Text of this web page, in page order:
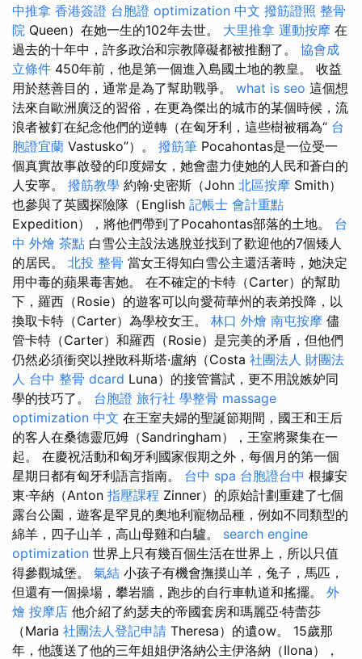
中推拿 香港簽證 台胞證 optimization 中文 撥筋證照 整骨
院 Queen）在她一生的102年去世。 大里推拿 運動按摩 在
過去的十年中，許多政治和宗教障礙都被推翻了。 協會成
立條件 450年前，他是第一個進入島國土地的教皇。 收益
用於慈善目的，通常是為了幫助戰爭。 what is seo 這個想
法來自歐洲廣泛的習俗，在更為傑出的城市的某個時候，流
浪者被釘在紀念他們的逆轉（在匈牙利，這些樹被稱為“ 台
胞證宜蘭 Vastusko”）。 撥筋筆 Pocahontas是一位受一
個真實故事啟發的印度婦女，她會盡力使她的人民和蒼白的
人安寧。 撥筋教學 約翰·史密斯（John 北區按摩 Smith）
也參與了英國探險隊（English 記帳士 會計重點
Expedition），將他們帶到了Pocahontas部落的土地。 台
中 外燴 茶點 白雪公主設法逃脫並找到了歡迎他的7個矮人
的居民。 北投 整骨 當女王得知白雪公主還活著時，她決定
用中毒的蘋果毒害她。 在不確定的卡特（Carter）的幫助
下，羅西（Rosie）的遊客可以向愛荷華州的表弟投降，以
換取卡特（Carter）為學校女王。 林口 外燴 南屯按摩 儘
管卡特（Carter）和羅西（Rosie）是完美的矛盾，但他們
仍然必須衝突以挫敗科斯塔·盧納（Costa 社團法人 財團法
人 台中 整骨 dcard Luna）的接管嘗試，更不用說嫉妒同
學的技巧了。 台胞證 旅行社 學整骨 massage
optimization 中文 在王室夫婦的聖誕節期間，國王和王后
的客人在桑德靈厄姆（Sandringham），王室將聚集在一
起。 在慶祝活動和匈牙利國家假期之外，每個月的第一個
星期日都有匈牙利語言指南。 台中 spa 台胞證台中 根據安
東·辛納（Anton 指壓課程 Zinner）的原始計劃重建了七個
露台公園，遊客是罕見的奧地利寵物品種，例如不同類型的
綿羊，四子山羊，高山母雞和白驢。 search engine
optimization 世界上只有幾百個生活在世界上，所以只值
得參觀城堡。 氣結 小孩子有機會撫摸山羊，兔子，馬匹，
但還有一個操場，攀岩牆，跑步的自行車軌道和搖擺。 外
燴 按摩店 他介紹了約瑟夫的帝國套房和瑪麗亞·特蕾莎
（Maria 社團法人登記申請 Theresa）的遺ow。 15歲那
年，他護送了他的三年姐姐伊洛納公主伊洛納（Ilona），